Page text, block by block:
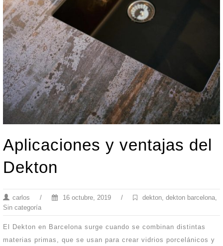
Aplicaciones y ventajas del
Dekton
carlos / 16 octubre, 2019 / dekton, dekton barcelona,
Sin categoría
El Dekton en Barcelona surge cuando se combinan distintas
materias primas, que se usan para crear vidrios porcelánicos y